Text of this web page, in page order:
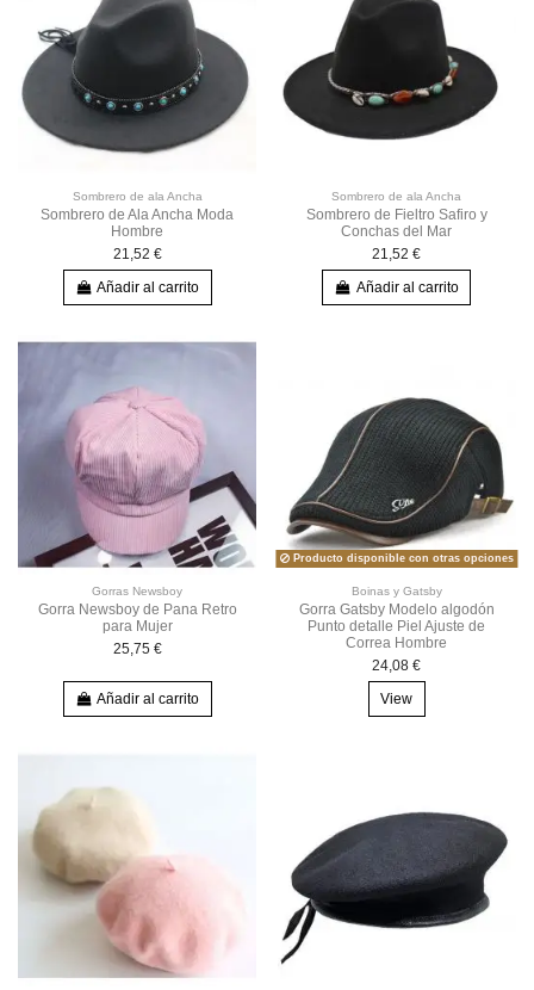
Sombrero de ala Ancha
Sombrero de Ala Ancha Moda
Hombre
21,52 €
Añadir al carrito
Sombrero de ala Ancha
Sombrero de Fieltro Safiro y
Conchas del Mar
21,52 €
Añadir al carrito
Gorras Newsboy
Gorra Newsboy de Pana Retro
para Mujer
25,75 €
Añadir al carrito
Producto disponible con otras opciones
Boinas y Gatsby
Gorra Gatsby Modelo algodón
Punto detalle Piel Ajuste de
Correa Hombre
24,08 €
View